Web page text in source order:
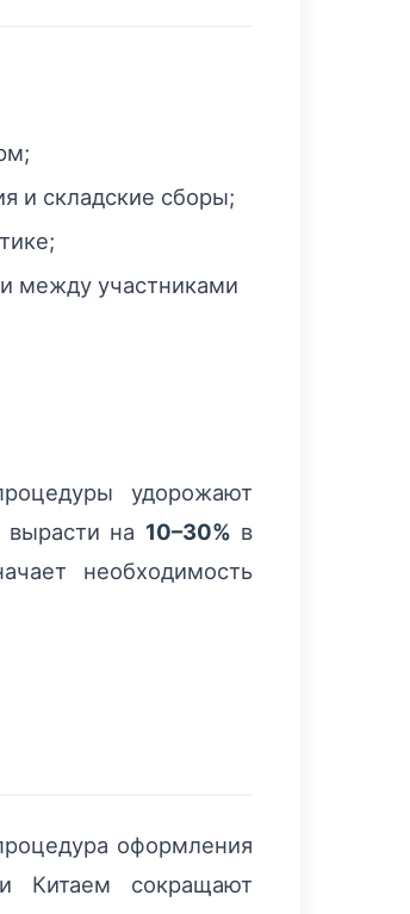
и складские сборы;
между участниками
удорожают
вырасти на 10–30% в
необходимость
оформления
Китаем сокращают